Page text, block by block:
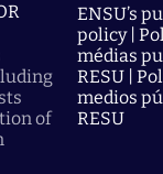
of
ENSU’s
policy |
médias
RESU |
medios
RESU